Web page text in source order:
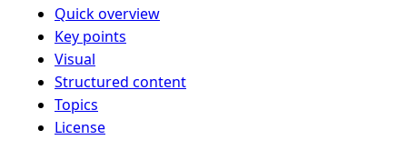
Quick overview
Key points
Visual
Structured content
Topics
License